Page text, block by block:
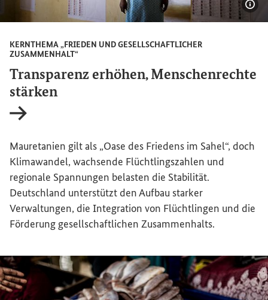
KERNTHEMA „FRIEDEN UND GESELLSCHAFTLICHER
ZUSAMMENHALT“
Transparenz erhöhen, Menschenrechte
stärken
Mauretanien gilt als „Oase des Friedens im Sahel“, doch
Klimawandel, wachsende Flüchtlingszahlen und
regionale Spannungen belasten die Stabilität.
Deutschland unterstützt den Aufbau starker
Verwaltungen, die Integration von Flüchtlingen und die
Förderung gesellschaftlichen Zusammenhalts.